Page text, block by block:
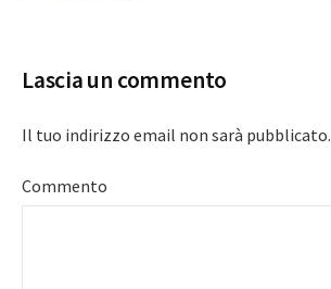
Lascia un commento
Il tuo indirizzo email non sarà pubblicato.
Commento